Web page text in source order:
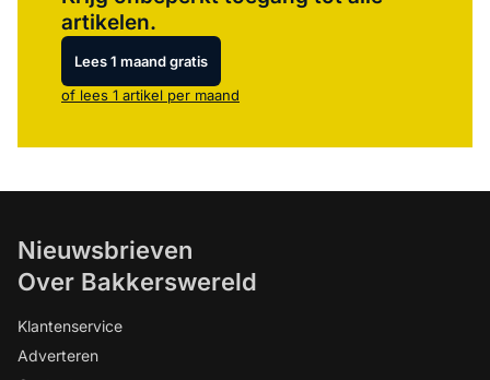
artikelen.
Lees 1 maand gratis
of lees 1 artikel per maand
Nieuwsbrieven
Over Bakkerswereld
Klantenservice
Adverteren